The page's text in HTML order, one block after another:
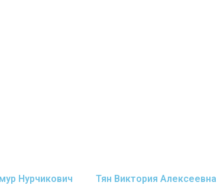
Нурчикович Тян Виктория Алексеевна